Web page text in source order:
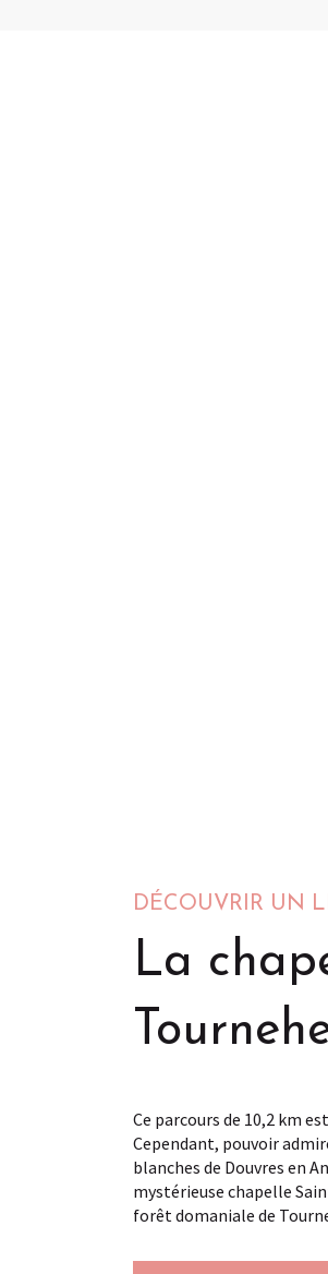
DÉCOUVRIR UN
La
Ce parcours de 10,2 km
Cependant, pouvoir
blanches de Douvres en
mystérieuse chapelle
forêt domaniale de